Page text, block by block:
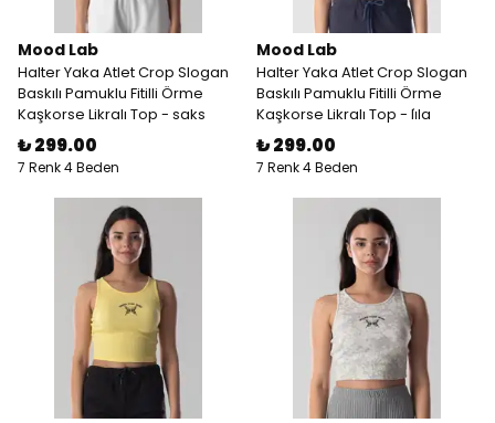
Mood Lab
Halter Yaka Atlet Crop Slogan
Baskılı Pamuklu Fitilli Örme
Kaşkorse Likralı Top - saks
₺ 299.00
7 Renk 4 Beden
Mood Lab
Halter Yaka Atlet Crop Slogan
Baskılı Pamuklu Fitilli Örme
Kaşkorse Likralı Top - li̇la
₺ 299.00
7 Renk 4 Beden